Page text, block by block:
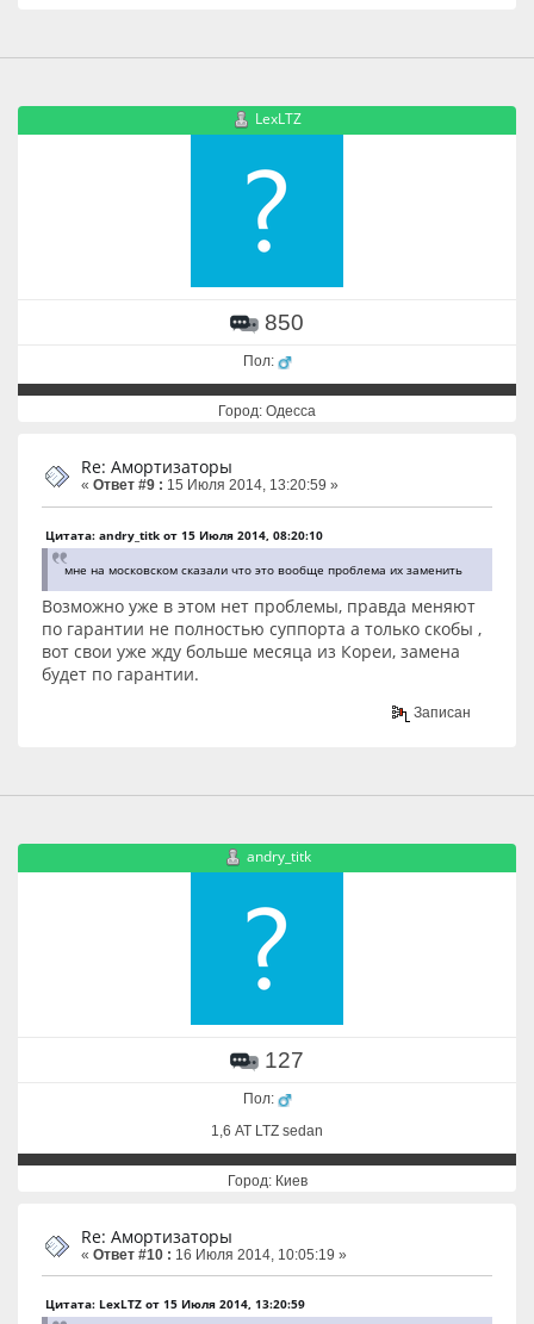
LexLTZ
850
Пол:
Город: Одесса
Re: Амортизаторы
« Ответ #9 : 15 Июля 2014, 13:20:59 »
Цитата: andry_titk от 15 Июля 2014, 08:20:10
мне на московском сказали что это вообще проблема их заменить
Возможно уже в этом нет проблемы, правда меняют
по гарантии не полностью суппорта а только скобы ,
вот свои уже жду больше месяца из Кореи, замена
будет по гарантии.
Записан
andry_titk
127
Пол:
1,6 АТ LTZ sedan
Город: Киев
Re: Амортизаторы
« Ответ #10 : 16 Июля 2014, 10:05:19 »
Цитата: LexLTZ от 15 Июля 2014, 13:20:59